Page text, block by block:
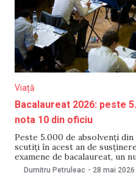
Viață
Bacalaureat 2026: peste
nota 10 din oficiu
Peste 5.000 de absolvenți
scutiți în acest an de
examene de bacalaureat, un
ultimii 10 ani, potrivit datelor
Dumitru Petruleac - 28 mai 2026